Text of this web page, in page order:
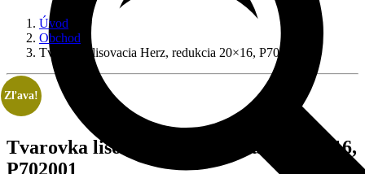
Úvod
Obchod
Tvarovka lisovacia Herz, redukcia 20×16, P702001
Zľava!
Tvarovka lisovacia Herz, redukcia 20×16,
P702001